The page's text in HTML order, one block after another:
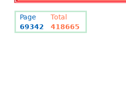
Page
69342
Total
418665